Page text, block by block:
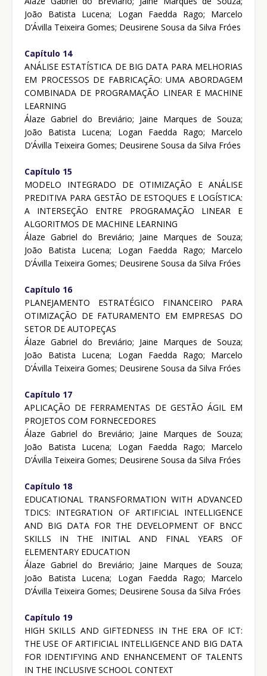
João Batista Lucena; Logan Faedda Rago; Marcelo
D’Ávilla Teixeira Gomes; Deusirene Sousa da Silva Fróes
Capítulo 14
ANÁLISE ESTATÍSTICA DE BIG DATA PARA MELHORIAS
EM PROCESSOS DE FABRICAÇÃO: UMA ABORDAGEM
COMBINADA DE PROGRAMAÇÃO LINEAR E MACHINE
LEARNING
Álaze Gabriel do Breviário; Jaine Marques de Souza;
João Batista Lucena; Logan Faedda Rago; Marcelo
D’Ávilla Teixeira Gomes; Deusirene Sousa da Silva Fróes
Capítulo 15
MODELO INTEGRADO DE OTIMIZAÇÃO E ANÁLISE
PREDITIVA PARA GESTÃO DE ESTOQUES E LOGÍSTICA:
A INTERSEÇÃO ENTRE PROGRAMAÇÃO LINEAR E
ALGORITMOS DE MACHINE LEARNING
Álaze Gabriel do Breviário; Jaine Marques de Souza;
João Batista Lucena; Logan Faedda Rago; Marcelo
D’Ávilla Teixeira Gomes; Deusirene Sousa da Silva Fróes
Capítulo 16
PLANEJAMENTO ESTRATÉGICO FINANCEIRO PARA
OTIMIZAÇÃO DE FATURAMENTO EM EMPRESAS DO
SETOR DE AUTOPEÇAS
Álaze Gabriel do Breviário; Jaine Marques de Souza;
João Batista Lucena; Logan Faedda Rago; Marcelo
D’Ávilla Teixeira Gomes; Deusirene Sousa da Silva Fróes
Capítulo 17
APLICAÇÃO DE FERRAMENTAS DE GESTÃO ÁGIL EM
PROJETOS COM FORNECEDORES
Álaze Gabriel do Breviário; Jaine Marques de Souza;
João Batista Lucena; Logan Faedda Rago; Marcelo
D’Ávilla Teixeira Gomes; Deusirene Sousa da Silva Fróes
Capítulo 18
EDUCATIONAL TRANSFORMATION WITH ADVANCED
TDICS: INTEGRATION OF ARTIFICIAL INTELLIGENCE
AND BIG DATA FOR THE DEVELOPMENT OF BNCC
SKILLS IN THE INITIAL AND FINAL YEARS OF
ELEMENTARY EDUCATION
Álaze Gabriel do Breviário; Jaine Marques de Souza;
João Batista Lucena; Logan Faedda Rago; Marcelo
D’Ávilla Teixeira Gomes; Deusirene Sousa da Silva Fróes
Capítulo 19
HIGH SKILLS AND GIFTEDNESS IN THE ERA OF ICT:
THE USE OF ARTIFICIAL INTELLIGENCE AND BIG DATA
FOR IDENTIFYING AND ENHANCEMENT OF TALENTS
IN THE INCLUSIVE SCHOOL CONTEXT